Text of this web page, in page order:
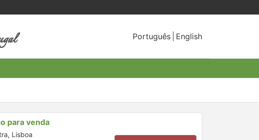
Português English
para venda
Lisboa